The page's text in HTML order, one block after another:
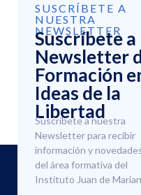
SUSCRÍBETE A
NUESTRA
NEWSLETTER
Suscríbete a
Newsletter
Formación
Ideas de la
Libertad
Suscríbete a nuestra
Newsletter para recibir
información y
del área formativa del
Instituto Juan de